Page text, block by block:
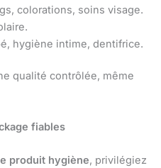
colorations, soins visage.
hygiène intime, dentifrice.
qualité contrôlée, même
fiables
produit hygiène, privilégiez